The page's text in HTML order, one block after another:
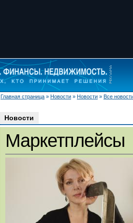
Главная страница » Новости » Новости » Все
Новости
Маркетплейсы